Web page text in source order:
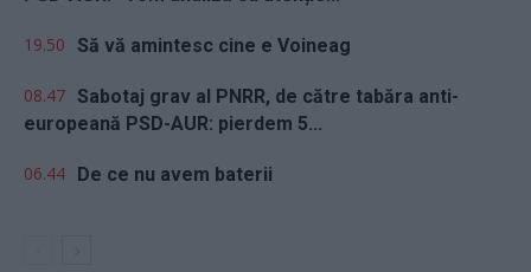
19.50 Să vă amintesc cine e Voineag
08.47 Sabotaj grav al PNRR, de către tabăra anti-
europeană PSD-AUR: pierdem 5...
06.44 De ce nu avem baterii